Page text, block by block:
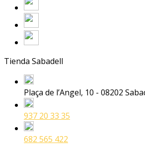
Tienda Sabadell
Plaça de l’Angel, 10 - 08202
937 20 33 35
682 565 422